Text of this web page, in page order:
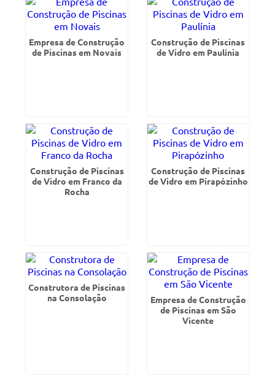
Empresa de Construção
de Piscinas em Novais
Construção de Piscinas
de Vidro em Paulínia
Construção de Piscinas
de Vidro em Franco da
Rocha
Construção de Piscinas
de Vidro em Pirapózinho
Construtora de Piscinas
na Consolação
Empresa de Construção
de Piscinas em São
Vicente